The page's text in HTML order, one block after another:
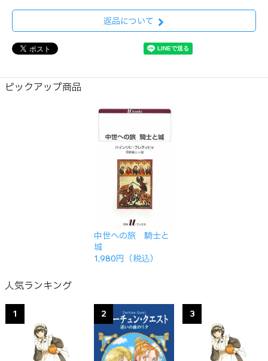
返品について
ピックアップ商品
中世への旅 騎士と
城
1,980円（税込）
人気ランキング
1 2 3